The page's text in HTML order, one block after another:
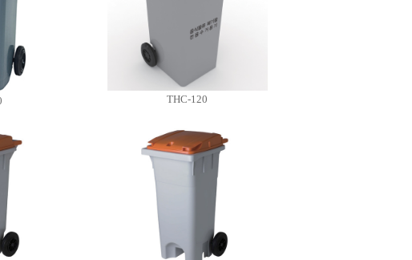
THC-120